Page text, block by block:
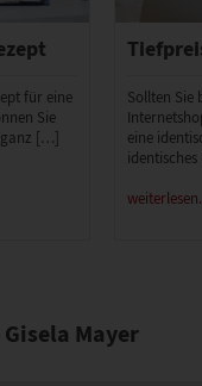
für eine
Sie
ganz […]
Sollten Sie
eine
Mayer